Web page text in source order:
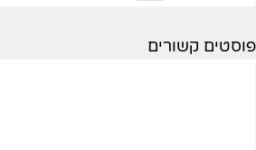
פוסטים קשורים